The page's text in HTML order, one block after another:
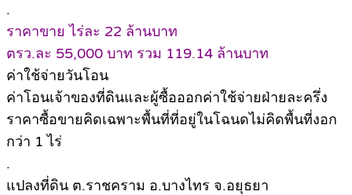
.
ราคาขาย ไร่ละ 22 ล้านบาท
ตรว.ละ 55,000 บาท รวม 119.14 ล้านบาท
ค่าใช้จ่ายวันโอน
ค่าโอนเจ้าของที่ดินและผู้ซื้อออกค่าใช้จ่ายฝ่ายละครึ่ง
ราคาซื้อขายคิดเฉพาะพื้นที่ที่อยู่ในโฉนดไม่คิดพื้นที่งอก
กว่า 1 ไร่
.
แปลงที่ดิน ต.ราชคราม อ.บางไทร จ.อยุธยา